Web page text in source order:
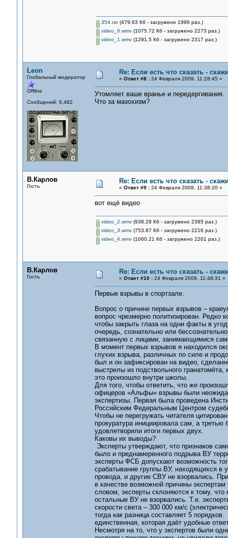
354.rar(479.63 Кб - загружено 1996 раз.)
video_0.wmv(1075.72 Кб - загружено 2273 раз.)
video_1.wmv(1291.5 Кб - загружено 2317 раз.)
Leon
Глобальный модератор
Offline
Сообщений: 6,482
Re: Если есть что сказать -
« Ответ #8 :24 Февраля 2009, 11:28:45 »
Утомляет ваше вранье и передергивания.
Что за мазохизм?
В.Карлов
Гость
Re: Если есть что сказать -
« Ответ #9 :24 Февраля 2009, 11:38:20 »
вот ещё видео
video_2.wmv(938.28 Кб - загружено 2385 раз.)
video_3.wmv(753.87 Кб - загружено 2216 раз.)
video_4.wmv(1060.21 Кб - загружено 2201 раз.)
В.Карлов
Гость
Re: Если есть что сказать -
« Ответ #10 :24 Февраля 2009, 11:48:31 »
Первые взрывы в спортзале.
Вопрос о причине первых взрывов –
вопрос чрезмерно политизирован. Редко
чтобы закрыть глаза на одни факты в
очередь, сознательно или
связанную с лицами, занимающимися
В момент первых взрывов я находился
глухих взрыва, различных по силе и
был и он зафиксирован на видео,
выстрелы из подствольного
это произошло внутри школы.
Для того, чтобы ответить, что же
офицеров «Альфы» взрывы были
экспертизы. Первая была проведена
Российским Федеральным Центром
Чтобы не перегружать читателя
прокуратура инициировала сам, а
удовлетворили итоги первых двух.
Каковы их выводы?
Эксперты утверждают, что признаков
было и преднамеренного подрыва ВУ
эксперты ФСБ допускают возможность
срабатывание группы ВУ, находящихся в
провода, и другие СВУ не взорвались.
в качестве возможной причины
словом, эксперты склоняются к тому,
остальные ВУ не взорвались. Т.е.
скорости света – 300 000 км/с
тогда как разница составляет 5
единственная, которая даёт удобные
Несмотря на то, что у экспертов были